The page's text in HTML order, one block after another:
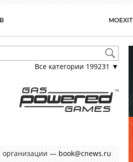
MOEXIT
Все категории 199231 ▼
организации —book@cnews.ru